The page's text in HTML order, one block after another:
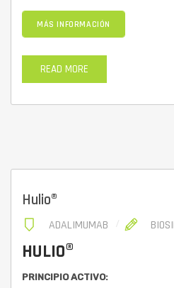
MÁS INFORMACIÓN
READ MORE
Hulio®
ADALIMUMAB
HULIO®
PRINCIPIO ACTIVO: